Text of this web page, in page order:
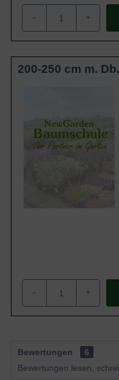
- +
200-250 cm m.
- +
Bewertungen
6
Bewertungen lesen,